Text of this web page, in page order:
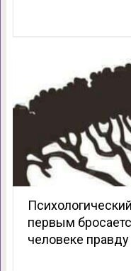
первым
человеке правду